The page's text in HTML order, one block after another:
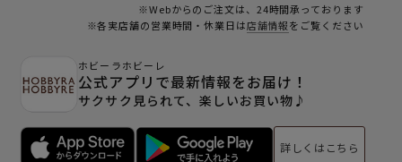
※Webからのご注文は、24時間承っております
※各実店舗の営業時間・休業日は店舗情報をご覧ください
ホビーラホビーレ
公式アプリで最新情報をお届け！
サクサク見られて、楽しいお買い物♪
詳しくはこちら